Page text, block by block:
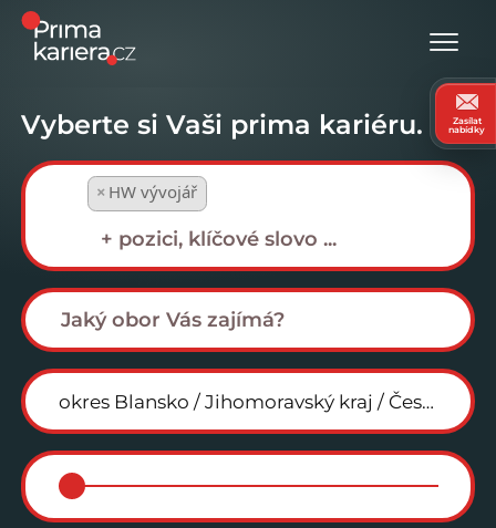
Vyberte si Vaši prima kariéru.
× HW vývojář
Zasílat
nabídky